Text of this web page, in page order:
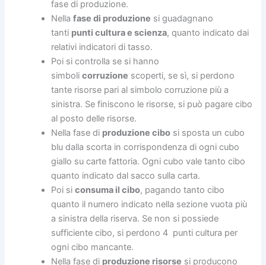
fase di produzione.
Nellafase di produzione si guadagnano
tanti punti cultura e scienza, quanto indicato dai
relativi indicatori di tasso.
Poi si controlla se si hanno
simbolicorruzione scoperti, se sì, si perdono
tante risorse pari al simbolo corruzione più a
sinistra. Se finiscono le risorse, si può pagare cibo
al posto delle risorse.
Nella fase di produzione cibo si sposta un cubo
blu dalla scorta in corrispondenza di ogni cubo
giallo su carte fattoria. Ogni cubo vale tanto cibo
quanto indicato dal sacco sulla carta.
Poi siconsuma il cibo, pagando tanto cibo
quanto il numero indicato nella sezione vuota più
a sinistra della riserva. Se non si possiede
sufficiente cibo, si perdono 4 punti cultura per
ogni cibo mancante.
Nella fase di produzione risorse si producono